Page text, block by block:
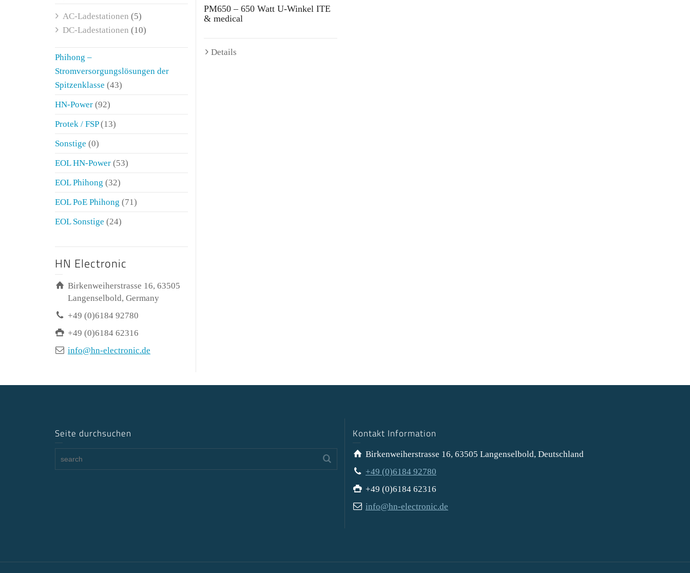
PM650 – 650 Watt U-Winkel ITE
& medical
Details
AC-Ladestationen (5)
DC-Ladestationen (10)
Phihong –
Stromversorgungslösungen der
Spitzenklasse (43)
HN-Power (92)
Protek / FSP(13)
Sonstige (0)
EOL HN-Power (53)
EOL Phihong (32)
EOL PoE Phihong (71)
EOL Sonstige (24)
HN Electronic
Birkenweiherstrasse 16, 63505
Langenselbold, Germany
+49 (0)6184 92780
+49 (0)6184 62316
info@hn-electronic.de
Seite durchsuchen Kontakt Information
Birkenweiherstrasse 16, 63505 Langenselbold, Deutschland
+49 (0)6184 92780
+49 (0)6184 62316
info@hn-electronic.de